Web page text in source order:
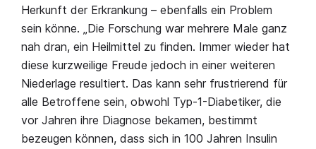
Herkunft der Erkrankung – ebenfalls ein Problem
sein könne. „Die Forschung war mehrere Male ganz
nah dran, ein Heilmittel zu finden. Immer wieder hat
diese kurzweilige Freude jedoch in einer weiteren
Niederlage resultiert. Das kann sehr frustrierend für
alle Betroffene sein, obwohl Typ-1-Diabetiker, die
vor Jahren ihre Diagnose bekamen, bestimmt
bezeugen können, dass sich in 100 Jahren Insulin